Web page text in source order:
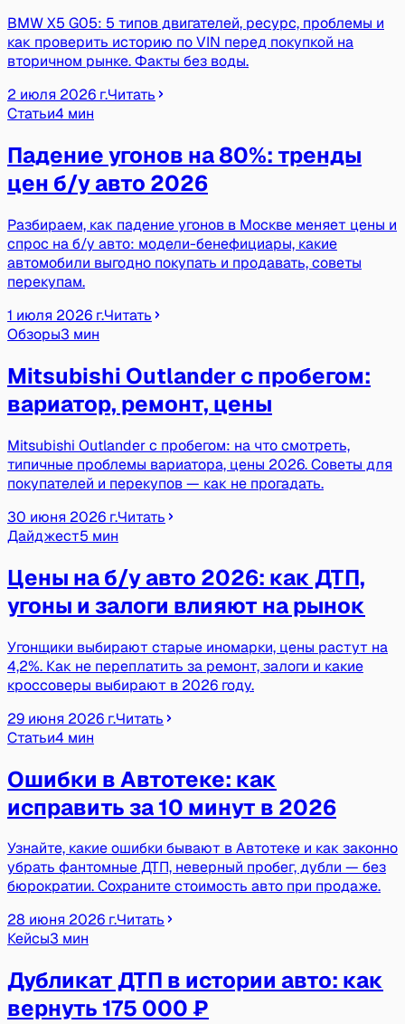
BMW X5 G05: 5 типов двигателей, ресурс, проблемы и
как проверить историю по VIN перед покупкой на
вторичном рынке. Факты без воды.
2 июля 2026 г.Читать
Статьи4 мин
Падение угонов на 80%: тренды
цен б/у авто 2026
Разбираем, как падение угонов в Москве меняет цены и
спрос на б/у авто: модели-бенефициары, какие
автомобили выгодно покупать и продавать, советы
перекупам.
1 июля 2026 г.Читать
Обзоры3 мин
Mitsubishi Outlander с пробегом:
вариатор, ремонт, цены
Mitsubishi Outlander с пробегом: на что смотреть,
типичные проблемы вариатора, цены 2026. Советы для
покупателей и перекупов — как не прогадать.
30 июня 2026 г.Читать
Дайджест5 мин
Цены на б/у авто 2026: как ДТП,
угоны и залоги влияют на рынок
Угонщики выбирают старые иномарки, цены растут на
4,2%. Как не переплатить за ремонт, залоги и какие
кроссоверы выбирают в 2026 году.
29 июня 2026 г.Читать
Статьи4 мин
Ошибки в Автотеке: как
исправить за 10 минут в 2026
Узнайте, какие ошибки бывают в Автотеке и как законно
убрать фантомные ДТП, неверный пробег, дубли — без
бюрократии. Сохраните стоимость авто при продаже.
28 июня 2026 г.Читать
Кейсы3 мин
Дубликат ДТП в истории авто: как
вернуть 175 000 ₽